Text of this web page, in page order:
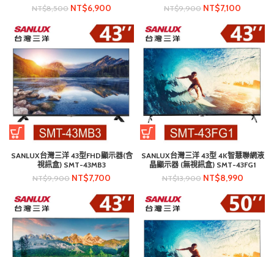
NT$8,500 NT$6,900
NT$9,900 NT$7,100
SANLUX台灣三洋 43型FHD顯示器(含
視訊盒) SMT-43MB3
NT$9,900 NT$7,700
SANLUX台灣三洋 43型 4K智慧聯網液
晶顯示器 (無視訊盒) SMT-43FG1
NT$13,900 NT$8,990